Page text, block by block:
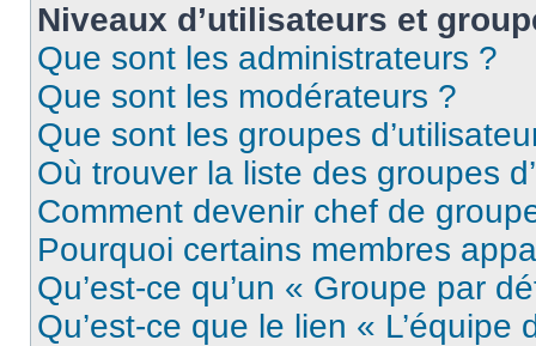
Niveaux d’utilisateurs et
Que sont les administrateurs ?
Que sont les modérateurs ?
Que sont les groupes
Où trouver la liste des groupes
Comment devenir chef de
Pourquoi certains membres
Qu’est-ce qu’un « Groupe par
Qu’est-ce que le lien « L’équipe